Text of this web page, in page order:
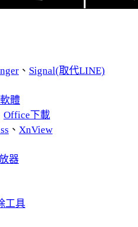
、 Signal(取代LINE)
體
Office下載
、 XnView
器
工具